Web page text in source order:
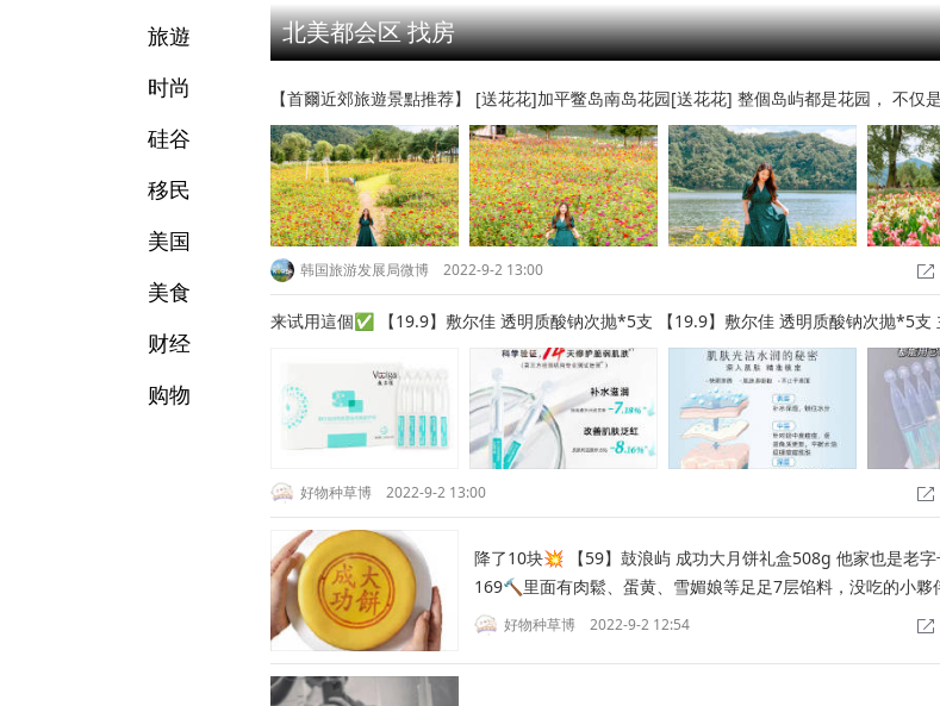
旅遊
时尚
硅谷
移民
美国
美食
财经
购物
北美都会区 找房
【首爾近郊旅遊景點推荐】 [送花花]加平鳖岛南岛花园[送花花] 整個岛屿都是花园， 不
韩国旅游发展局微博 2022-9-2 13:00 
来试用這個✅ 【19.9】敷尔佳 透明质酸钠次抛*5支 【19.9】敷尔佳 透明质酸钠次抛*5
好物种草博 2022-9-2 13:00 
降了10块💥 【59】鼓浪屿 成功大月饼礼盒508g 他家也是老字号，线下一盒
169🔨里面有肉鬆、蛋黄、雪媚娘等足足7层馅料，没吃的小夥
好物种草博 2022-9-2 12:54 